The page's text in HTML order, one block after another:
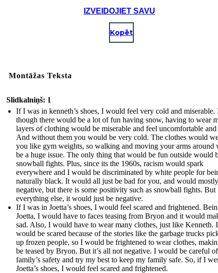
IZVEIDOJIET SAVU
Kopēt
Montāžas Teksta
Slidkalniņš: 1
If I was in kenneth’s shoes, I would feel very cold and miserable.
though there would be a lot of fun having snow, having to wear
layers of clothing would be miserable and feel uncomfortable
And without them you would be very cold. The clothes would
you like gym weights, so walking and moving your arms around
be a huge issue. The only thing that would be fun outside would
snowball fights. Plus, since its the 1960s, racism would spark
everywhere and I would be discriminated by white people for
naturally black. It would all just be bad for you, and would
negative, but there is some positivity such as snowball fights. But
everything else, it would just be negative.
If I was in Joetta’s shoes, I would feel scared and frightened.
Joetta, I would have to faces teasing from Bryon and it would
sad. Also, I would have to wear many clothes, just like Kenneth. I
would be scared because of the stories like the garbage trucks
up frozen people, so I would be frightened to wear clothes,
be teased by Bryon. But it’s all not negative. I would be careful
family’s safety and try my best to keep my family safe. So, if I
Joetta’s shoes, I would feel scared and frightened.